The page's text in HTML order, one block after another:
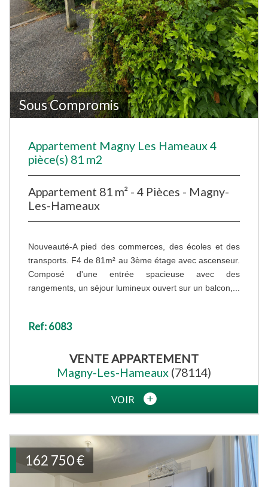
Sous Compromis
Appartement Magny Les Hameaux 4
pièce(s) 81 m2
Appartement 81 m² - 4 Pièces - Magny-
Les-Hameaux
Nouveauté-A pied des commerces, des écoles et des
transports. F4 de 81m² au 3ème étage avec ascenseur.
Composé d'une entrée spacieuse avec des
rangements, un séjour lumineux ouvert sur un balcon,...
Ref: 6083
VENTEAPPARTEMENT
Magny-Les-Hameaux (78114)
VOIR
162 750€